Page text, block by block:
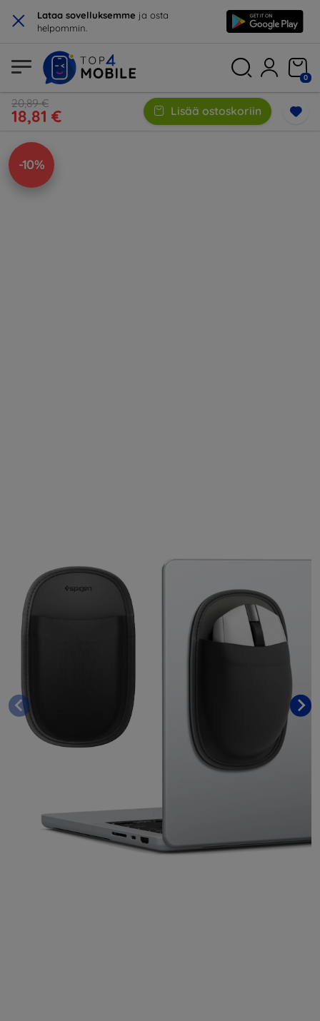
× Lataa sovelluksemme ja osta
helpommin.
0
20,89 €
18,81 € Lisää ostoskoriin
-10%